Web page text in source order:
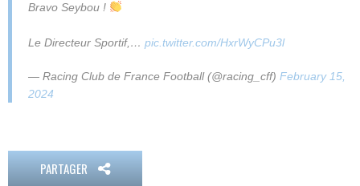
Bravo Seybou !
Le Directeur Sportif,… pic.twitter.com/HxrWyCPu3l
— Racing Club de France Football (@racing_cff) February 15,
2024
PARTAGER